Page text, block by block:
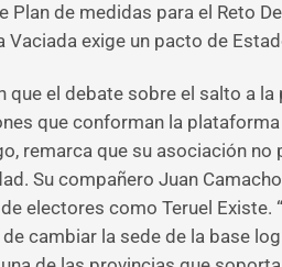
de medidas para el Reto
exige un pacto de
el debate sobre el salto a
que conforman la
remarca que su asociación
Su compañero Juan
electores como Teruel
cambiar la sede de la base